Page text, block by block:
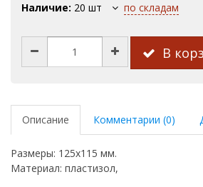
Наличие: 20 шт по складам
В
Описание Комментарии (0)
Размеры: 125х115 мм.
Материал: пластизол,